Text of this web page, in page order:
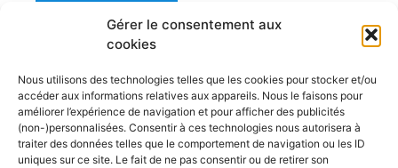
Gérer le consentement aux
cookies
Nous utilisons des technologies telles que les cookies pour stocker et/ou
accéder aux informations relatives aux appareils. Nous le faisons pour
améliorer l’expérience de navigation et pour afficher des publicités
(non-)personnalisées. Consentir à ces technologies nous autorisera à
traiter des données telles que le comportement de navigation ou les ID
uniques sur ce site. Le fait de ne pas consentir ou de retirer son
Trimarán transportable: El
velero de asalto definitivo
28 julio 2026
Los trimaranes pequeños son excelentes
embarcaciones para expediciones náuticas y